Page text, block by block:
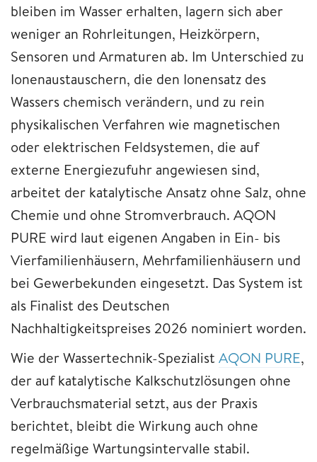
bleiben im Wasser erhalten, lagern sich aber
weniger an Rohrleitungen, Heizkörpern,
Sensoren und Armaturen ab. Im Unterschied zu
Ionenaustauschern, die den Ionensatz des
Wassers chemisch verändern, und zu rein
physikalischen Verfahren wie magnetischen
oder elektrischen Feldsystemen, die auf
externe Energiezufuhr angewiesen sind,
arbeitet der katalytische Ansatz ohne Salz, ohne
Chemie und ohne Stromverbrauch. AQON
PURE wird laut eigenen Angaben in Ein- bis
Vierfamilienhäusern, Mehrfamilienhäusern und
bei Gewerbekunden eingesetzt. Das System ist
als Finalist des Deutschen
Nachhaltigkeitspreises 2026 nominiert worden.
Wie der Wassertechnik-Spezialist AQON PURE,
der auf katalytische Kalkschutzlösungen ohne
Verbrauchsmaterial setzt, aus der Praxis
berichtet, bleibt die Wirkung auch ohne
regelmäßige Wartungsintervalle stabil.